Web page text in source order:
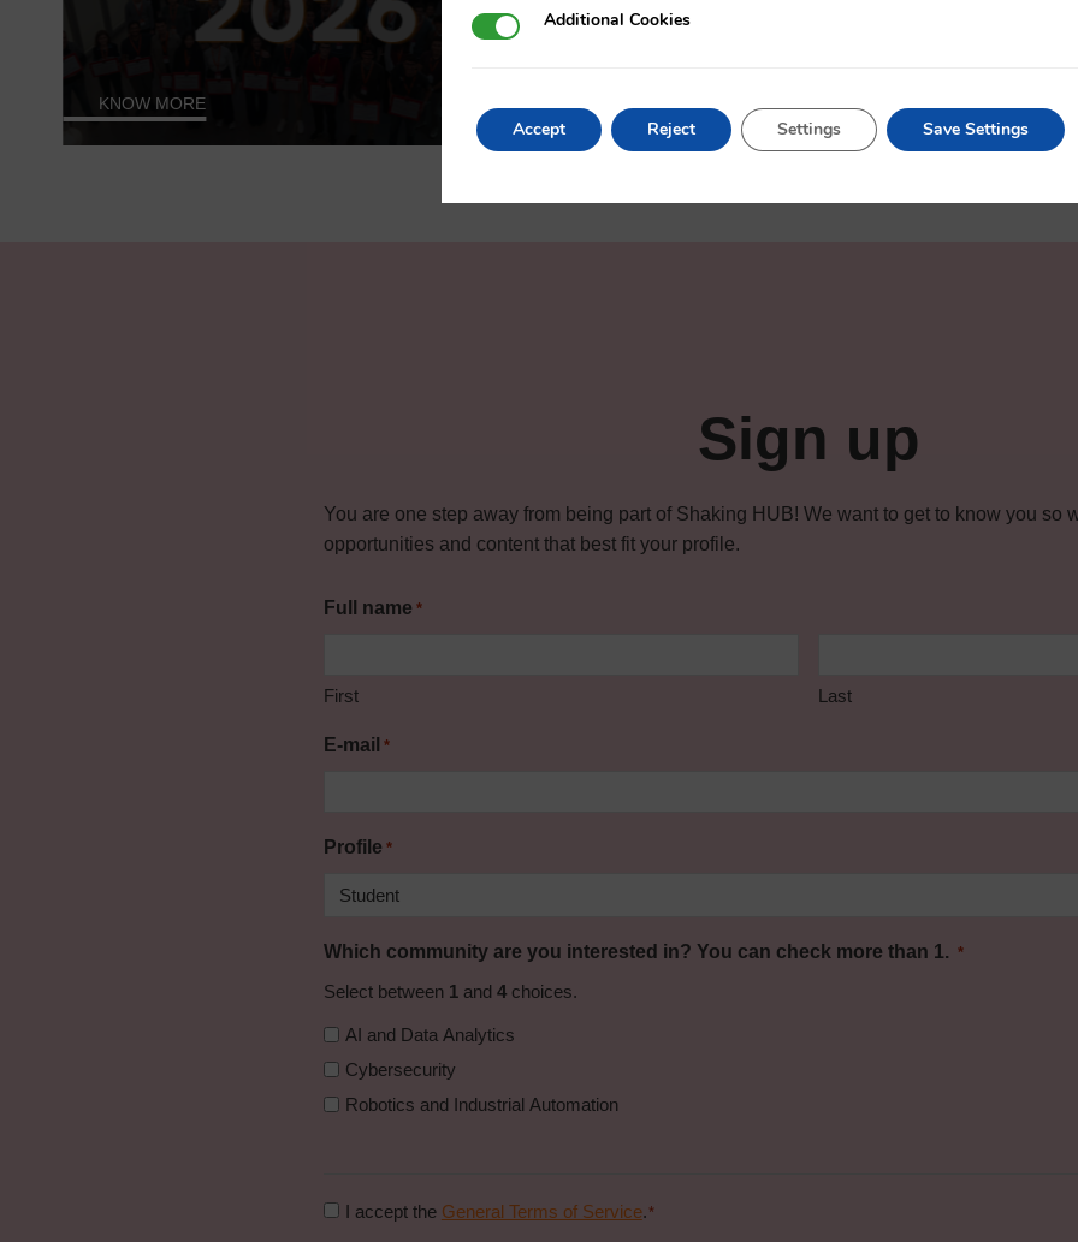
KNOW MORE
Sign up
You are one step away from being part of Shaking HUB! We want to get to know you so
opportunities and content that best fit your profile.
Full name *
First Last
E-mail *
Profile *
Which community are you interested in? You can check more than 1. *
Select between 1and 4choices.
AI and Data Analytics
Cybersecurity
Robotics and Industrial Automation
Consent
I accept the General Terms of Service. *
Additional Cookies
Additional Cookies
Accept Reject Settings Save Settings